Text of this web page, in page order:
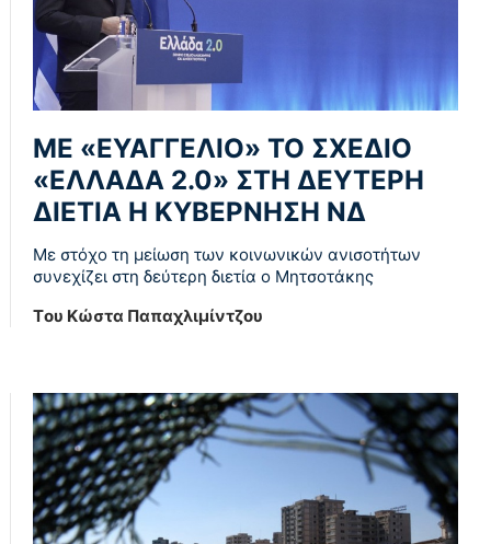
ΜΕ «ΕΥΑΓΓΕΛΙΟ» ΤΟ ΣΧΕΔΙΟ
«ΕΛΛΑΔΑ 2.0» ΣΤΗ ΔΕΥΤΕΡΗ
ΔΙΕΤΙΑ Η ΚΥΒΕΡΝΗΣΗ ΝΔ
Με στόχο τη μείωση των κοινωνικών ανισοτήτων
συνεχίζει στη δεύτερη διετία ο Μητσοτάκης
Tου Κώστα Παπαχλιμίντζου